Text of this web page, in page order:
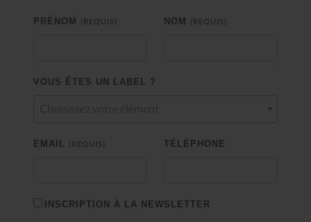
PRÉNOM (REQUIS) NOM (REQUIS)
VOUS ÊTES UN LABEL ?
EMAIL (REQUIS) TÉLÉPHONE
INSCRIPTION À LA NEWSLETTER